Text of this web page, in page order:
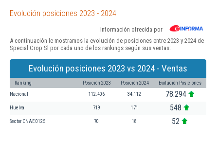
Evolución posiciones 2023 - 2024
Información ofrecida por
A continuación le mostramos la evolución de posiciones entre 2023 y 2024 de
Special Crop Sl por cada uno de los rankings según sus ventas:
Evolución posiciones 2023 vs 2024 - Ventas
Ranking Posición 2023 Posición 2024 Evolución Posiciones
Nacional 112.406 34.112 78.294
Huelva 719 171 548
Sector CNAE 0125 70 18 52